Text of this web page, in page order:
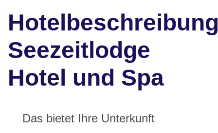
Seezeitlodge
Hotel und Spa
Das bietet Ihre Unterkunft